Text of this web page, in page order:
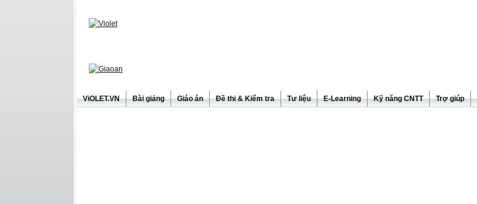
ViOLET.VN Bài giảng Giáo án Đề thi & Kiểm tra Tư liệu E-Learning Kỹ năng CNTT Trợ giúp